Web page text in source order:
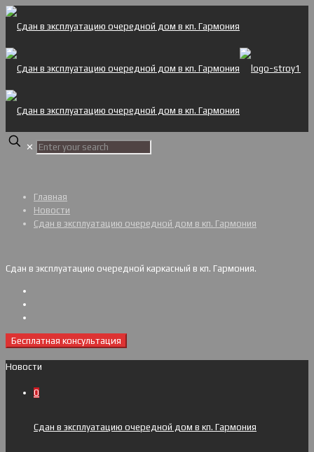
✕
Главная
Новости
Сдан в эксплуатацию очередной дом в кп. Гармония
Сдан в эксплуатацию очередной каркасный в кп. Гармония.
Бесплатная консультация
Новости
0
Сдан в эксплуатацию очередной дом в кп. Гармония